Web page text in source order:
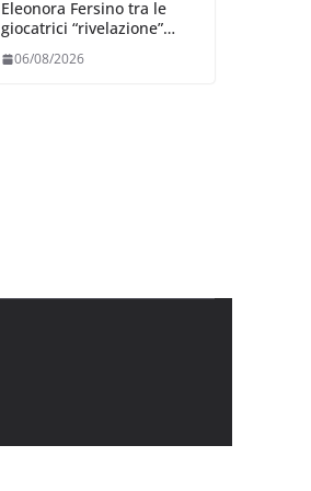
Eleonora Fersino tra le
giocatrici “rivelazione”
Volleyball World
06/08/2026